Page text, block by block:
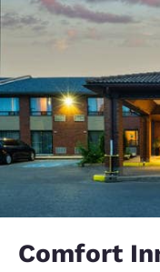
Comfort